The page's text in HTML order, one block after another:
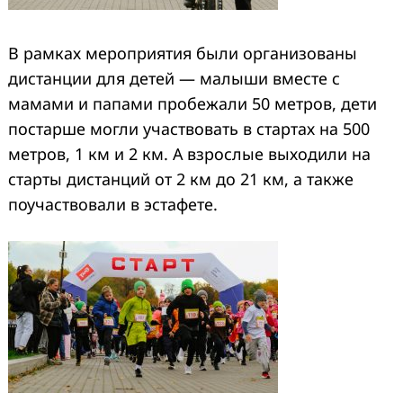
В рамках мероприятия были организованы
дистанции для детей — малыши вместе с
мамами и папами пробежали 50 метров, дети
постарше могли участвовать в стартах на 500
метров, 1 км и 2 км. А взрослые выходили на
старты дистанций от 2 км до 21 км, а также
поучаствовали в эстафете.